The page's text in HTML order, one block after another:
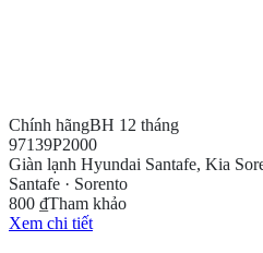
Chính hãngBH 12 tháng
97139P2000
Giàn lạnh Hyundai Santafe, Kia
Santafe · Sorento
800 ₫Tham khảo
Xem chi tiết